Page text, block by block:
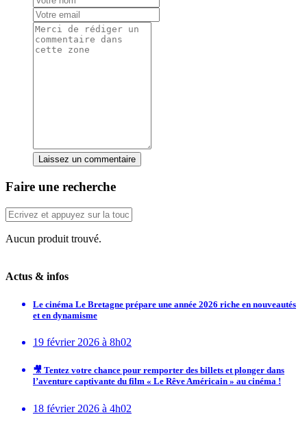
Laissez un commentaire
Faire une recherche
Aucun produit trouvé.
Actus & infos
Le cinéma Le Bretagne prépare une année 2026 riche en nouveautés
et en dynamisme
19 février 2026 à 8h02
🎥 Tentez votre chance pour remporter des billets et plonger dans
l’aventure captivante du film « Le Rêve Américain » au cinéma !
18 février 2026 à 4h02